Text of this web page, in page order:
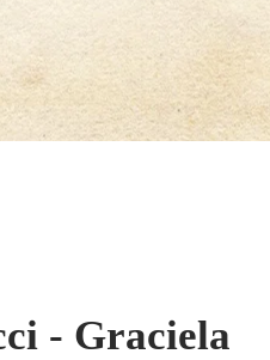
- Graciela